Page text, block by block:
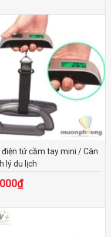
điện tử cầm tay mini / Cân
lý du lịch